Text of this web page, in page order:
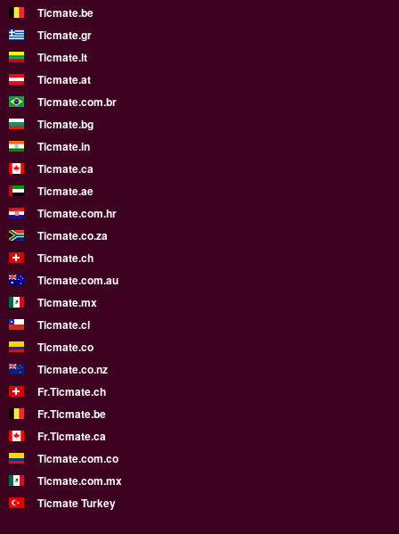
Ticmate.be
Ticmate.gr
Ticmate.lt
Ticmate.at
Ticmate.com.br
Ticmate.bg
Ticmate.in
Ticmate.ca
Ticmate.ae
Ticmate.com.hr
Ticmate.co.za
Ticmate.ch
Ticmate.com.au
Ticmate.mx
Ticmate.cl
Ticmate.co
Ticmate.co.nz
Fr.Ticmate.ch
Fr.Ticmate.be
Fr.Ticmate.ca
Ticmate.com.co
Ticmate.com.mx
Ticmate Turkey